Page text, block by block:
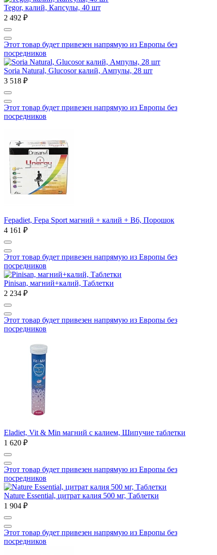
Tegor, калий, Капсулы, 40 шт
2 492 ₽
Этот товар будет привезен напрямую из Европы без
посредников
Soria Natural, Glucosor калий, Ампулы, 28 шт
3 518 ₽
Этот товар будет привезен напрямую из Европы без
посредников
Fepadiet, Fepa Sport магний + калий + В6, Порошок
4 161 ₽
Этот товар будет привезен напрямую из Европы без
посредников
Pinisan, магний+калий, Таблетки
2 234 ₽
Этот товар будет привезен напрямую из Европы без
посредников
Eladiet, Vit & Min магний с калием, Шипучие таблетки
1 620 ₽
Этот товар будет привезен напрямую из Европы без
посредников
Nature Essential, цитрат калия 500 мг, Таблетки
1 904 ₽
Этот товар будет привезен напрямую из Европы без
посредников